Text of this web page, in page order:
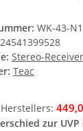
WK-43-N1
Stereo-
Teac
Herstellers:
zur